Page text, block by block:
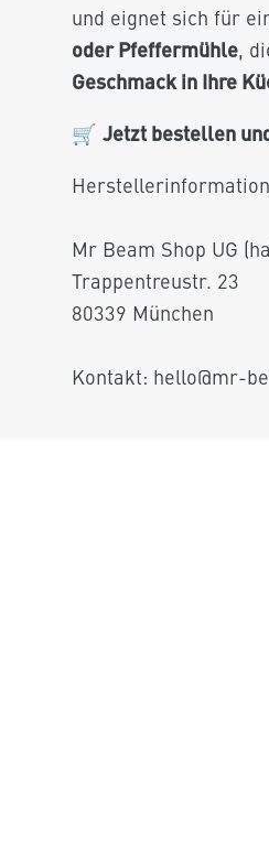
und eignet sich für
oder Pfeffermühle,
Geschmack in Ihre
🛒 Jetzt bestellen
Mr Beam Shop UG
Trappentreustr. 23
80339 München
Kontakt: hello@mr-